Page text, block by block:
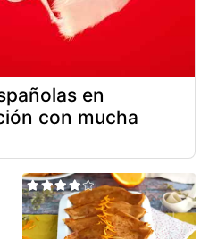
en
con mucha